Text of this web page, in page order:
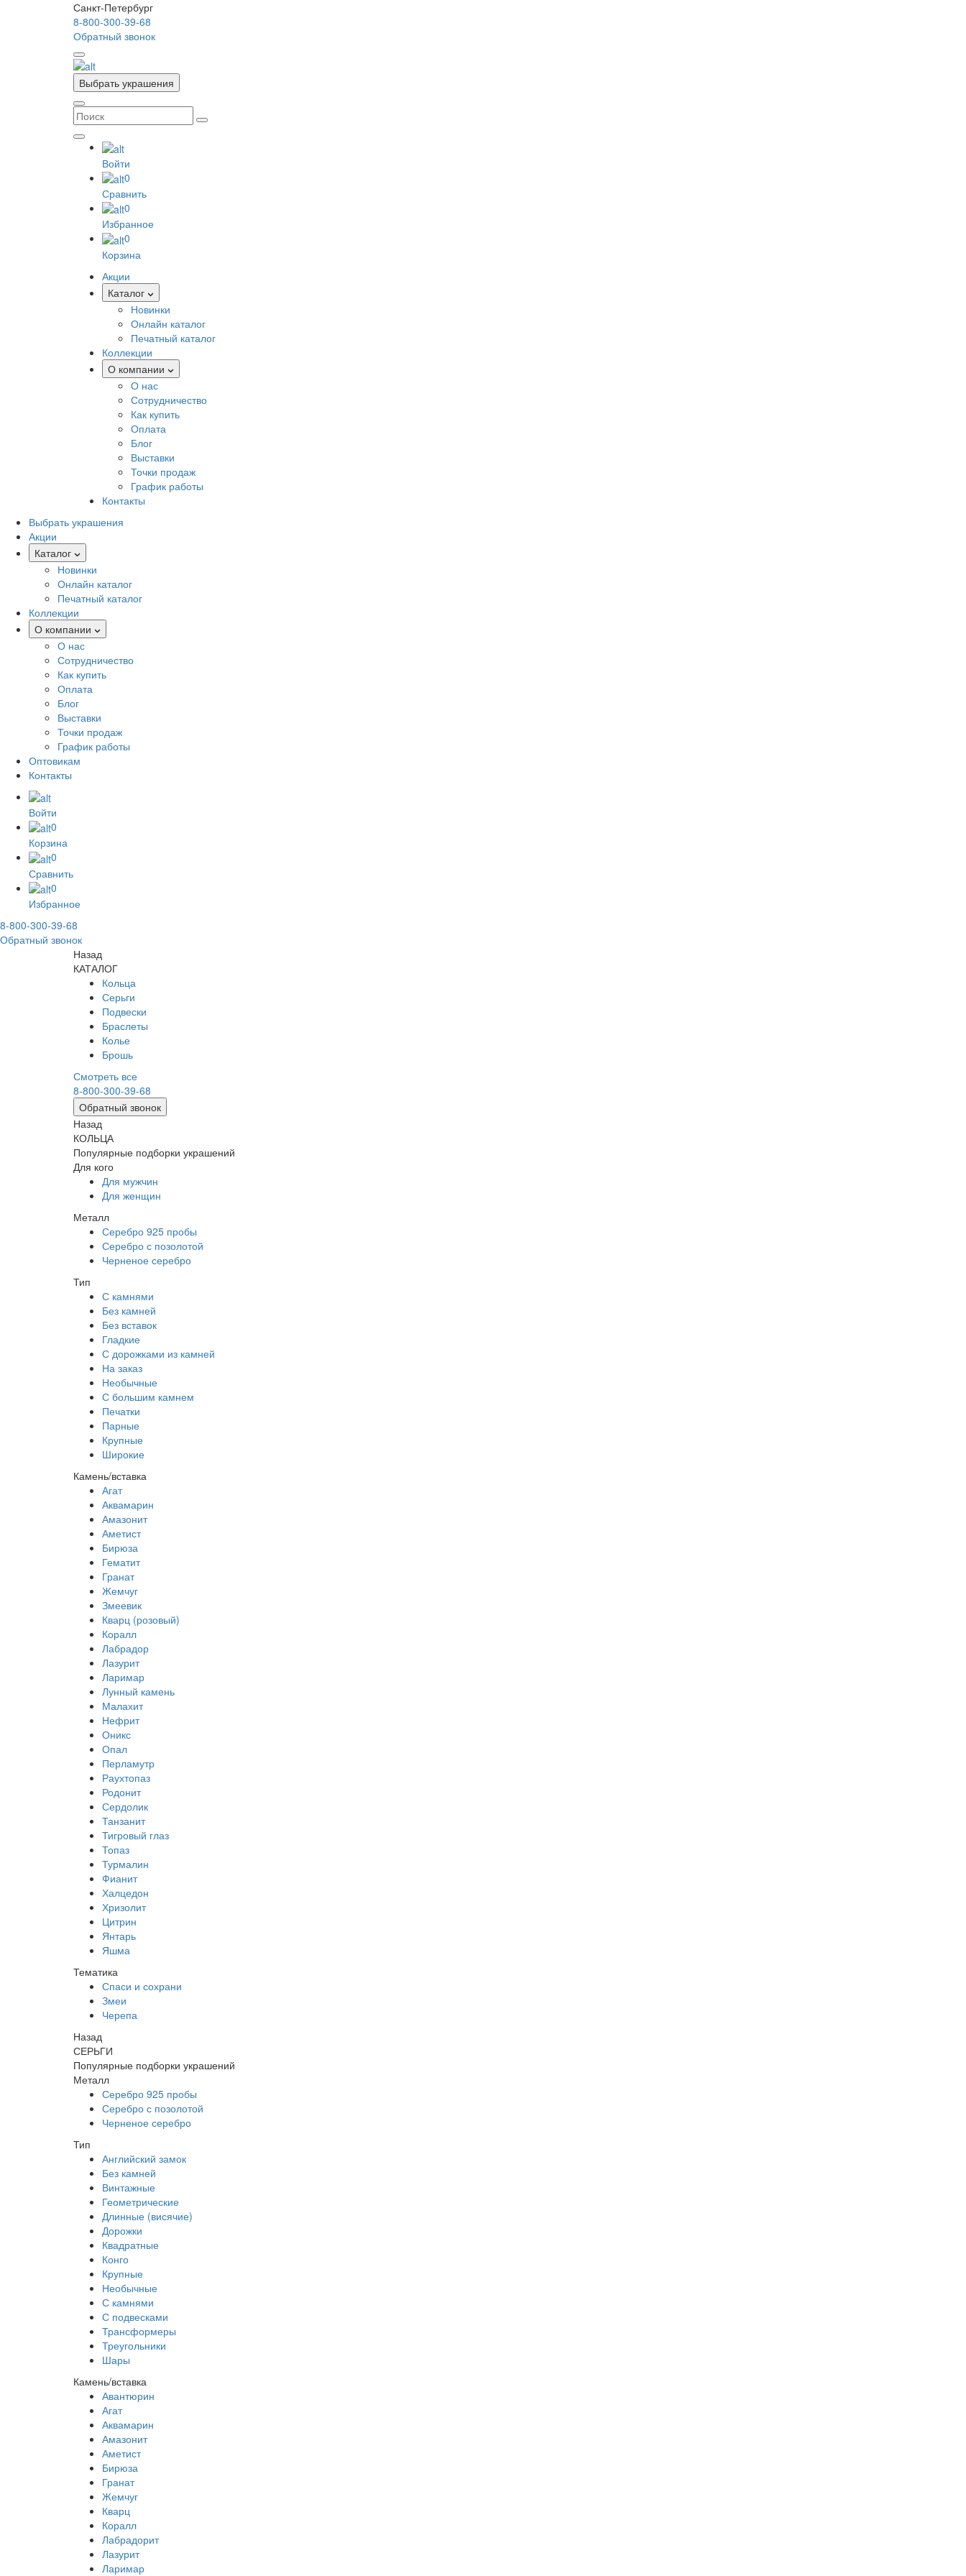
Санкт-Петербург
8-800-300-39-68
Обратный звонок
Выбрать украшения
Войти
0
Сравнить
0
Избранное
0
Корзина
Акции
Каталог
Новинки
Онлайн каталог
Печатный каталог
Коллекции
О компании
О нас
Сотрудничество
Как купить
Оплата
Блог
Выставки
Точки продаж
График работы
Контакты
Выбрать украшения
Акции
Каталог
Новинки
Онлайн каталог
Печатный каталог
Коллекции
О компании
О нас
Сотрудничество
Как купить
Оплата
Блог
Выставки
Точки продаж
График работы
Оптовикам
Контакты
Войти
0
Корзина
0
Сравнить
0
Избранное
8-800-300-39-68
Обратный звонок
Назад
КАТАЛОГ
Кольца
Серьги
Подвески
Браслеты
Колье
Брошь
Смотреть все
8-800-300-39-68
Обратный звонок
Назад
КОЛЬЦА
Популярные подборки украшений
Для кого
Для мужчин
Для женщин
Металл
Серебро 925 пробы
Серебро с позолотой
Черненое серебро
Тип
С камнями
Без камней
Без вставок
Гладкие
С дорожками из камней
На заказ
Необычные
С большим камнем
Печатки
Парные
Крупные
Широкие
Камень/вставка
Агат
Аквамарин
Амазонит
Аметист
Бирюза
Гематит
Гранат
Жемчуг
Змеевик
Кварц (розовый)
Коралл
Лабрадор
Лазурит
Ларимар
Лунный камень
Малахит
Нефрит
Оникс
Опал
Перламутр
Раухтопаз
Родонит
Сердолик
Танзанит
Тигровый глаз
Топаз
Турмалин
Фианит
Халцедон
Хризолит
Цитрин
Янтарь
Яшма
Тематика
Спаси и сохрани
Змеи
Черепа
Назад
СЕРЬГИ
Популярные подборки украшений
Металл
Серебро 925 пробы
Серебро с позолотой
Черненое серебро
Тип
Английский замок
Без камней
Винтажные
Геометрические
Длинные (висячие)
Дорожки
Квадратные
Конго
Крупные
Необычные
С камнями
С подвесками
Трансформеры
Треугольники
Шары
Камень/вставка
Авантюрин
Агат
Аквамарин
Амазонит
Аметист
Бирюза
Гранат
Жемчуг
Кварц
Коралл
Лабрадорит
Лазурит
Ларимар